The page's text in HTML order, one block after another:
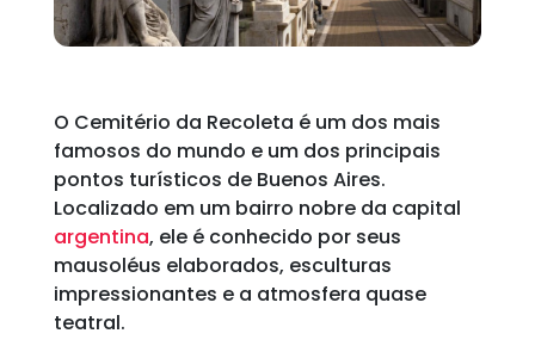
O Cemitério da Recoleta é um dos mais
famosos do mundo e um dos principais
pontos turísticos de Buenos Aires.
Localizado em um bairro nobre da capital
argentina, ele é conhecido por seus
mausoléus elaborados, esculturas
impressionantes e a atmosfera quase
teatral.